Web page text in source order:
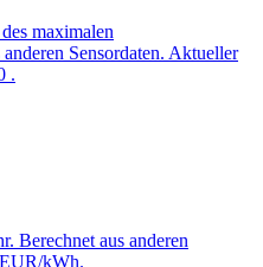
maximalen
Sensordaten. Aktueller
.
Berechnet aus anderen
kWh.